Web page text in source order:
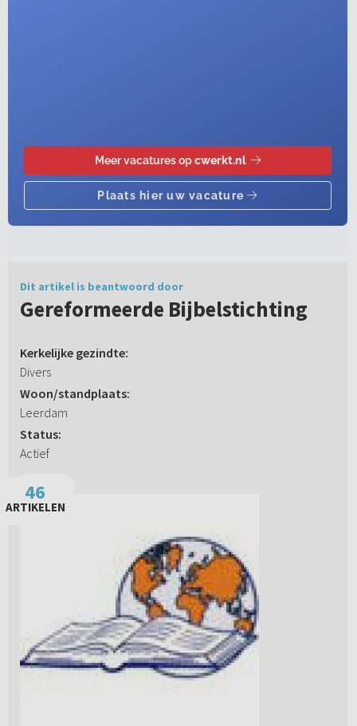
Dit artikel is beantwoord door
Gereformeerde Bijbelstichting
Kerkelijke gezindte:
Divers
Woon/standplaats:
Leerdam
Status:
Actief
46
ARTIKELEN